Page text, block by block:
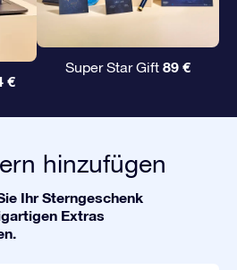
€
Super Star Gift 89 €
hinzufügen
Ihr Sterngeschenk
Extras